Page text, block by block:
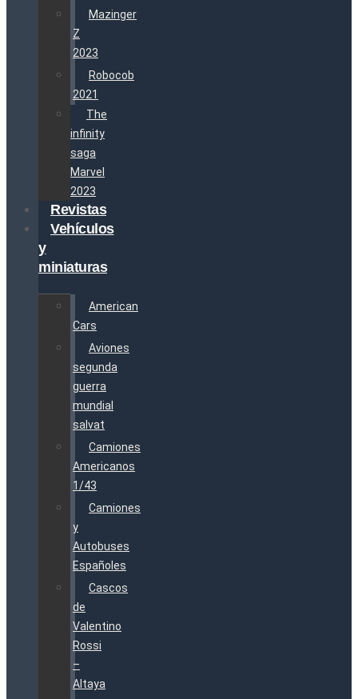
Mazinger
Z
2023
Robocob
2021
The
infinity
saga
Marvel
2023
Revistas
Vehículos
y
miniaturas
American
Cars
Aviones
segunda
guerra
mundial
salvat
Camiones
Americanos
1/43
Camiones
y
Autobuses
Españoles
Cascos
de
Valentino
Rossi
–
Altaya